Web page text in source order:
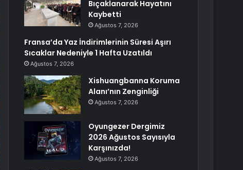
Bıçaklanarak Hayatını
Kaybetti
Ağustos 7, 2026
Fransa’da Yaz İndirimlerinin Süresi Aşırı
Sıcaklar Nedeniyle 1 Hafta Uzatıldı
Ağustos 7, 2026
Xishuangbanna Koruma
Alanı’nın Zenginliği
Ağustos 7, 2026
Oyungezer Dergimiz
2026 Ağustos Sayısıyla
Karşınızda!
Ağustos 7, 2026